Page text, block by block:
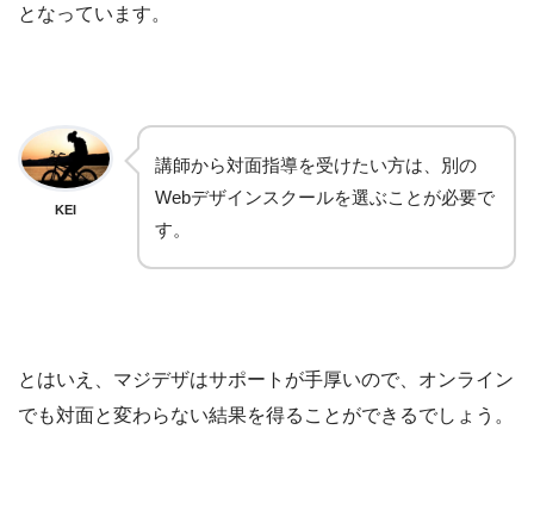
となっています。
KEI
講師から対面指導を受けたい方は、別の
Webデザインスクールを選ぶことが必要で
す。
とはいえ、マジデザはサポートが手厚いので、オンライン
でも対面と変わらない結果を得ることができるでしょう。